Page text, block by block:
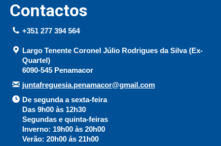
Contactos
+351 277 394 564
Largo Tenente Coronel Júlio Rodrigues da Silva (Ex-
Quartel)
6090-545 Penamacor
juntafreguesia.penamacor@gmail.com
De segunda a sexta-feira
Das 9h00 às 12h30
Segundas e quinta-feiras
Inverno: 19h00 às 20h00
Verão: 20h00 ás 21h00